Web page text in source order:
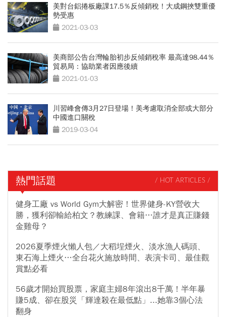
美對台鋁捲板廠課17.5％反傾銷稅！大成鋼挾雙重優
勢受惠
2021-03-03
美商部公告台灣輪胎初步反傾銷稅率 最高達98.44％
貿易局：協助業者因應後續
2021-01-03
川習峰會傳3月27日登場！美考慮取消全部或大部分
中國進口關稅
2019-03-04
熱門話題 / HOT ARTICLES /
健身工廠 vs World Gym大解密！世界健身-KY營收大
勝，獲利卻輸給柏文？教練課、會籍…誰才是真正賺錢
金雞母？
2026夏季煙火懶人包／大稻埕煙火、淡水漁人碼頭、
東石海上煙火…全台花火施放時間、表演卡司、最佳觀
賞點必看
56歲才開始買股票，家庭主婦8年滾出8千萬！半年暴
賺5成、卻在股災「輝達殺在最低點」...她靠3個心法
翻身